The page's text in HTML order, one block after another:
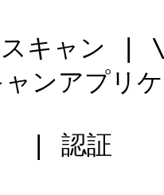
スキャン |
ンアプリケ
| 認